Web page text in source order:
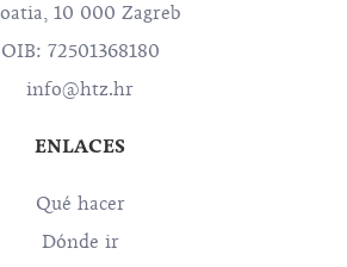
10 000 Zagreb
OIB: 72501368180
info@htz.hr
ENLACES
Qué hacer
Dónde ir